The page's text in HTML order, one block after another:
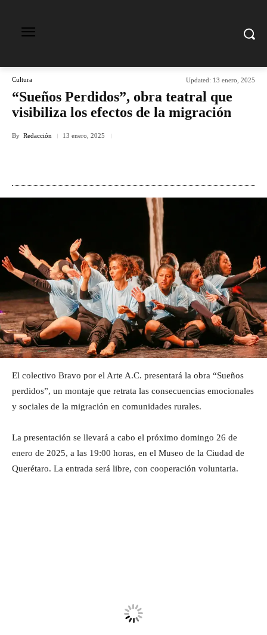
Cultura Updated: 13 enero, 2025
“Sueños Perdidos”, obra teatral que
visibiliza los efectos de la migración
By Redacción 13 enero, 2025
El colectivo Bravo por el Arte A.C. presentará la obra “Sueños
perdidos”, un montaje que retrata las consecuencias emocionales
y sociales de la migración en comunidades rurales.
La presentación se llevará a cabo el próximo domingo 26 de
enero de 2025, a las 19:00 horas, en el Museo de la Ciudad de
Querétaro. La entrada será libre, con cooperación voluntaria.